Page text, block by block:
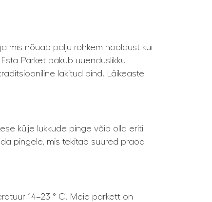
mis nõuab palju rohkem hooldust kui
Parket pakub uuenduslikku
lakitud pind. Läikeaste
külje lukkude pinge võib olla eriti
pingele, mis tekitab suured praod
14–23 ° C. Meie parkett on